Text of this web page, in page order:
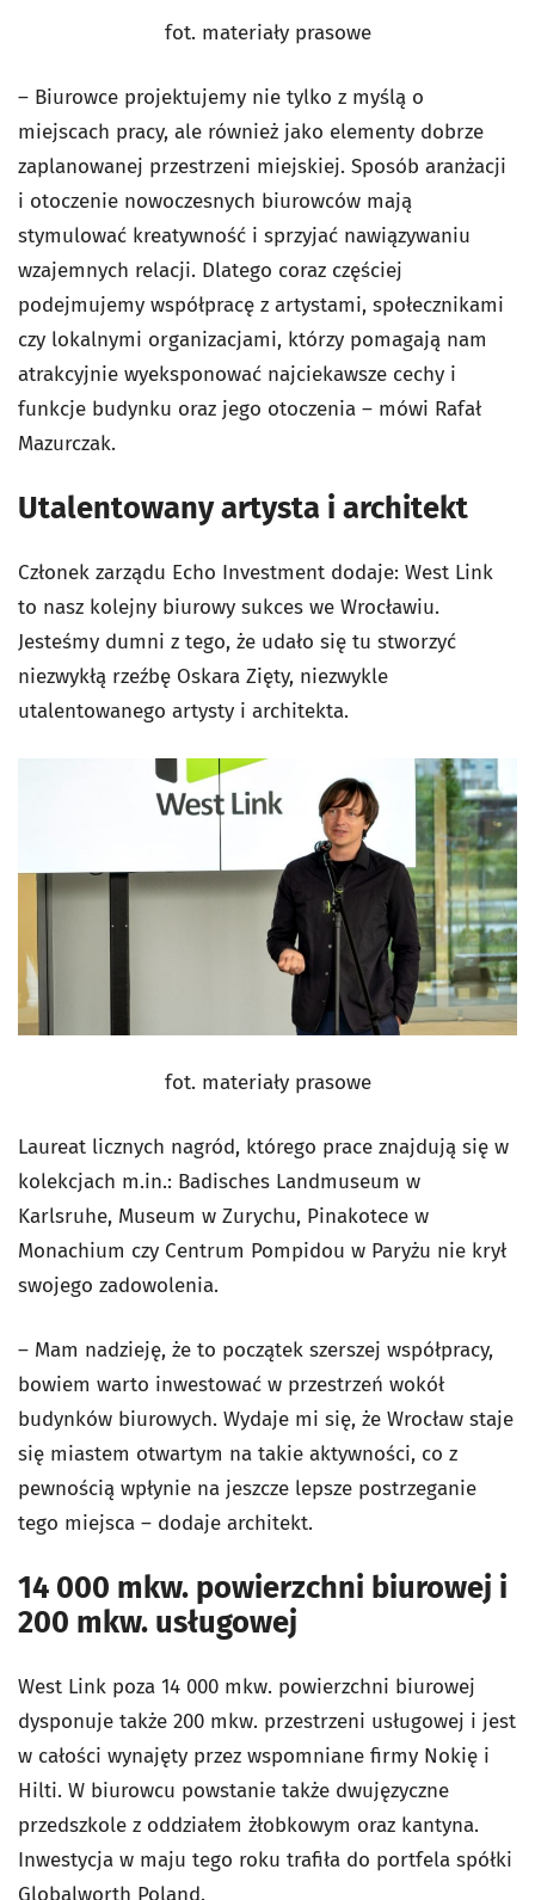
fot. materiały prasowe
– Biurowce projektujemy nie tylko z myślą o
miejscach pracy, ale również jako elementy dobrze
zaplanowanej przestrzeni miejskiej. Sposób aranżacji
i otoczenie nowoczesnych biurowców mają
stymulować kreatywność i sprzyjać nawiązywaniu
wzajemnych relacji. Dlatego coraz częściej
podejmujemy współpracę z artystami, społecznikami
czy lokalnymi organizacjami, którzy pomagają nam
atrakcyjnie wyeksponować najciekawsze cechy i
funkcje budynku oraz jego otoczenia – mówi Rafał
Mazurczak.
Utalentowany artysta i architekt
Członek zarządu Echo Investment dodaje: West Link
to nasz kolejny biurowy sukces we Wrocławiu.
Jesteśmy dumni z tego, że udało się tu stworzyć
niezwykłą rzeźbę Oskara Zięty, niezwykle
utalentowanego artysty i architekta.
fot. materiały prasowe
Laureat licznych nagród, którego prace znajdują się w
kolekcjach m.in.: Badisches Landmuseum w
Karlsruhe, Museum w Zurychu, Pinakotece w
Monachium czy Centrum Pompidou w Paryżu nie krył
swojego zadowolenia.
– Mam nadzieję, że to początek szerszej współpracy,
bowiem warto inwestować w przestrzeń wokół
budynków biurowych. Wydaje mi się, że Wrocław staje
się miastem otwartym na takie aktywności, co z
pewnością wpłynie na jeszcze lepsze postrzeganie
tego miejsca – dodaje architekt.
14 000 mkw. powierzchni biurowej i
200 mkw. usługowej
West Link poza 14 000 mkw. powierzchni biurowej
dysponuje także 200 mkw. przestrzeni usługowej i jest
w całości wynajęty przez wspomniane firmy Nokię i
Hilti. W biurowcu powstanie także dwujęzyczne
przedszkole z oddziałem żłobkowym oraz kantyna.
Inwestycja w maju tego roku trafiła do portfela spółki
Globalworth Poland.